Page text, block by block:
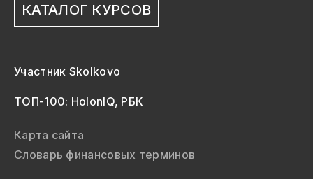
КАТАЛОГ КУРСОВ
Участник Skolkovo
ТОП-100: HolonIQ, РБК
Карта сайта
Словарь финансовых терминов